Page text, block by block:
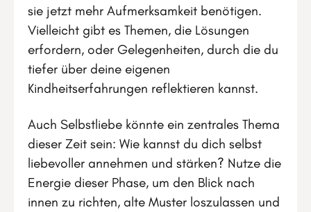
sie jetzt mehr Aufmerksamkeit benötigen.
Vielleicht gibt es Themen, die Lösungen
erfordern, oder Gelegenheiten, durch die du
tiefer über deine eigenen
Kindheitserfahrungen reflektieren kannst.
Auch Selbstliebe könnte ein zentrales Thema
dieser Zeit sein: Wie kannst du dich selbst
liebevoller annehmen und stärken? Nutze die
Energie dieser Phase, um den Blick nach
innen zu richten, alte Muster loszulassen und